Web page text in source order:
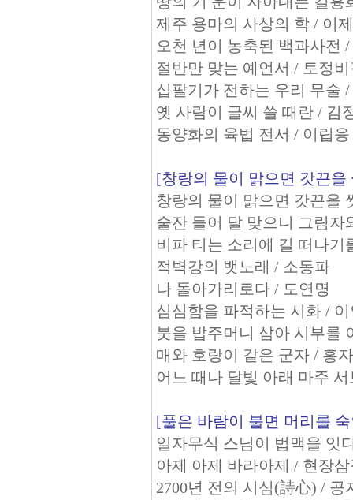
제주 용마의 사상의 학 / 이
오천 년이 농축된 백과사전
절반만 맞는 예언서 / 토정
십팔기가 전하는 우리 무술
옛 사람이 글씨 쓸 때란 / 김
동양화의 육법 전서 / 이립응
[창랑의 물이 맑으면 갓끈을
창랑의 물이 맑으면 갓끈올
술잔 들어 달 맞으니 그림
비파 티는 소리에 길 떠나
적벽강의 뱃노래 / 소동파
나 돌아가리로다 / 도연명
심심함을 파적하는 시화 /
붓을 밥주머니 삼아 시부를
매와 호랑이 같은 군자 / 홍
어느 때나 달빛 아래 마주
[풀은 바람이 불면 머리를
일자무식 스님이 법맥을 잇
아제 아제 바라아제 / 현장
2700년 전의 시심(詩心) / 공